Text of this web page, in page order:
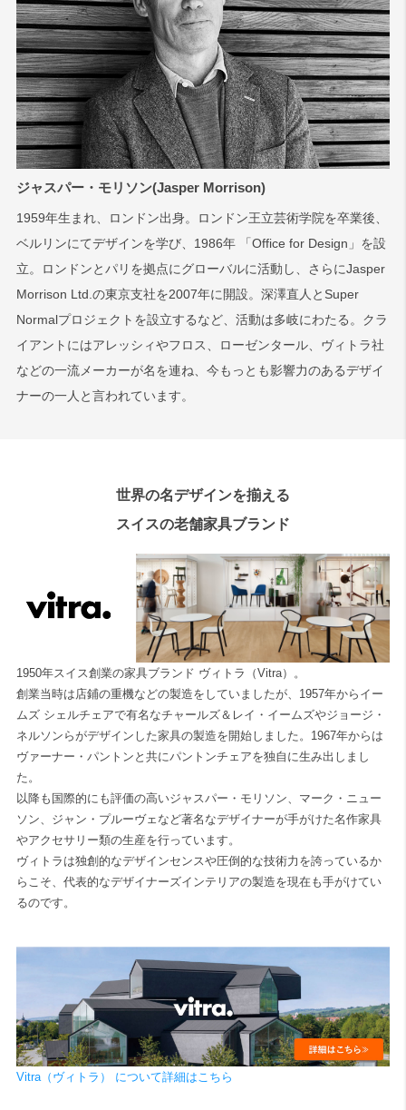
ジャスパー・モリソン(Jasper Morrison)
1959年生まれ、ロンドン出身。ロンドン王立芸術学院を卒業後、
ベルリンにてデザインを学び、1986年 「Office for Design」を設
立。ロンドンとパリを拠点にグローバルに活動し、さらにJasper
Morrison Ltd.の東京支社を2007年に開設。深澤直人とSuper
Normalプロジェクトを設立するなど、活動は多岐にわたる。クラ
イアントにはアレッシィやフロス、ローゼンタール、ヴィトラ社
などの一流メーカーが名を連ね、今もっとも影響力のあるデザイ
ナーの一人と言われています。
世界の名デザインを揃える
スイスの老舗家具ブランド
1950年スイス創業の家具ブランド ヴィトラ（Vitra）。
創業当時は店鋪の重機などの製造をしていましたが、1957年からイー
ムズ シェルチェアで有名なチャールズ＆レイ・イームズやジョージ・
ネルソンらがデザインした家具の製造を開始しました。1967年からは
ヴァーナー・パントンと共にパントンチェアを独自に生み出しまし
た。
以降も国際的にも評価の高いジャスパー・モリソン、マーク・ニュー
ソン、ジャン・プルーヴェなど著名なデザイナーが手がけた名作家具
やアクセサリー類の生産を行っています。
ヴィトラは独創的なデザインセンスや圧倒的な技術力を誇っているか
らこそ、代表的なデザイナーズインテリアの製造を現在も手がけてい
るのです。
Vitra（ヴィトラ） について詳細はこちら